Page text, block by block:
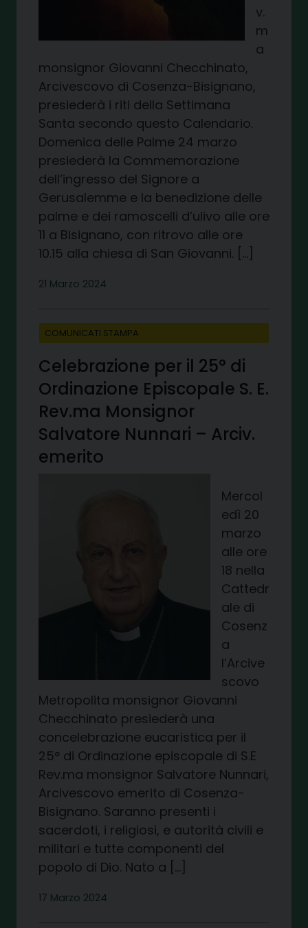
v.
m
a
monsignor Giovanni Checchinato,
Arcivescovo di Cosenza-Bisignano,
presiederà i riti della Settimana
Santa secondo questo Calendario.
Domenica delle Palme 24 marzo
presiederà la Commemorazione
dell’ingresso del Signore a
Gerusalemme e la benedizione delle
palme e dei ramoscelli d’ulivo alle ore
11 a Bisignano, con ritrovo alle ore
10.15 alla chiesa di San Giovanni. […]
21 Marzo 2024
COMUNICATI STAMPA
Celebrazione per il 25° di
Ordinazione Episcopale S. E.
Rev.ma Monsignor
Salvatore Nunnari – Arciv.
emerito
Mercol
edì 20
marzo
alle ore
18 nella
Cattedr
ale di
Cosenz
a
l’Arcive
scovo
Metropolita monsignor Giovanni
Checchinato presiederà una
concelebrazione eucaristica per il
25° di Ordinazione episcopale di S.E
Rev.ma monsignor Salvatore Nunnari,
Arcivescovo emerito di Cosenza-
Bisignano. Saranno presenti i
sacerdoti, i religiosi, e autorità civili e
militari e tutte componenti del
popolo di Dio. Nato a […]
17 Marzo 2024